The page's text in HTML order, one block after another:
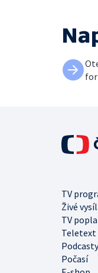
TV
Živé
TV
Teletext
Podcasty
Počasí